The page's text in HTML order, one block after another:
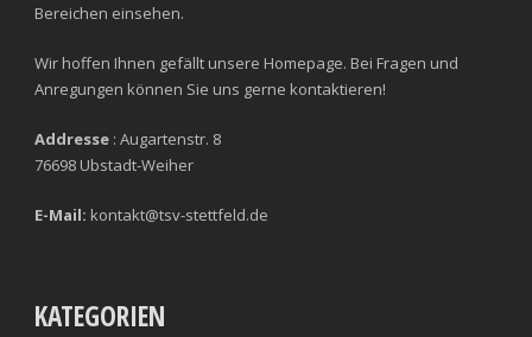
Bereichen einsehen.
Wir hoffen Ihnen gefällt unsere Homepage. Bei Fragen und
Anregungen können Sie uns gerne kontaktieren!
Addresse : Augartenstr. 8
76698 Ubstadt-Weiher
E-Mail: kontakt@tsv-stettfeld.de
KATEGORIEN